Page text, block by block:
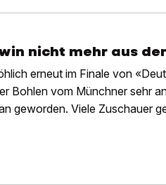
nicht mehr aus
erneut im Finale von
Bohlen vom Münchner sehr
geworden. Viele Zuschauer